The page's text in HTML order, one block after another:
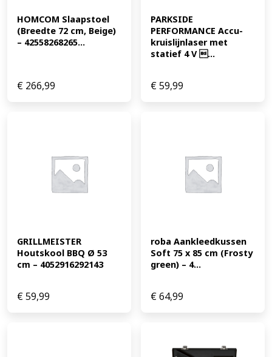
HOMCOM Slaapstoel
(Breedte 72 cm, Beige)
– 42558268265...
€ 266,99
PARKSIDE
PERFORMANCE Accu-
kruislijnlaser met
statief 4 V ...
€59,99
GRILLMEISTER
Houtskool BBQ Ø 53
cm – 4052916292143
€59,99
roba Aankleedkussen
Soft 75 x 85 cm (Frosty
green) – 4...
€64,99